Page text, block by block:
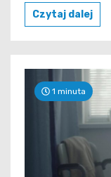
Czytaj dalej
1 minuta